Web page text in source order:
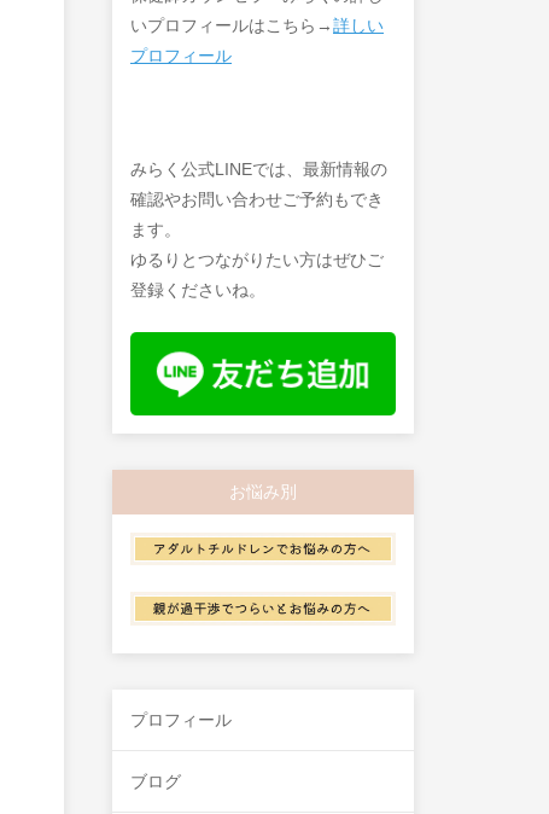
いプロフィールはこちら→詳しい
プロフィール
みらく公式LINEでは、最新情報の
確認やお問い合わせご予約もでき
ます。
ゆるりとつながりたい方はぜひご
登録くださいね。
お悩み別
プロフィール
ブログ